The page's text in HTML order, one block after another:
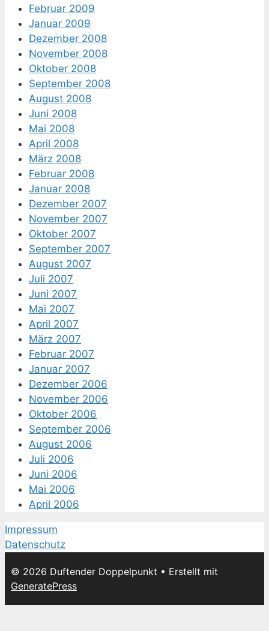
Februar 2009
Januar 2009
Dezember 2008
November 2008
Oktober 2008
September 2008
August 2008
Juni 2008
Mai 2008
April 2008
März 2008
Februar 2008
Januar 2008
Dezember 2007
November 2007
Oktober 2007
September 2007
August 2007
Juli 2007
Juni 2007
Mai 2007
April 2007
März 2007
Februar 2007
Januar 2007
Dezember 2006
November 2006
Oktober 2006
September 2006
August 2006
Juli 2006
Juni 2006
Mai 2006
April 2006
Impressum
Datenschutz
© 2026 Duftender Doppelpunkt • Erstellt mit
GeneratePress